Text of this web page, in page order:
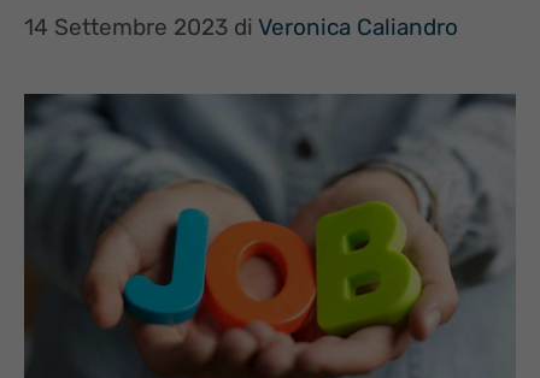
14 Settembre 2023 di Veronica Caliandro